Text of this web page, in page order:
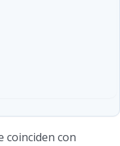
coinciden con